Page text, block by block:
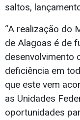
saltos,
“A realização do
de Alagoas é de
desenvolvimento
deficiência em
que este vem
as Unidades
oportunidades